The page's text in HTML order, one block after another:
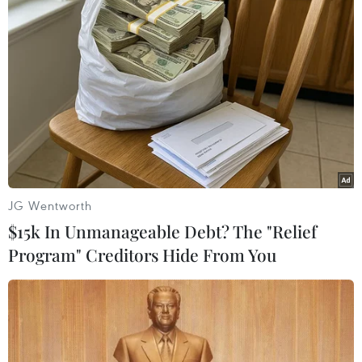
#biên giới chung
#khai thác khoáng sản
#tỉnh Saravan
#Thừa Thiên Huế
TP. Huế
JG Wentworth
$15k In Unmanageable Debt? The "Relief
Program" Creditors Hide From You